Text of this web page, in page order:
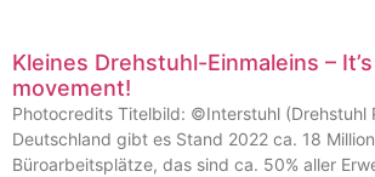
Kleines Drehstuhl-Einmaleins –
movement!
Photocredits Titelbild: ©Interstuhl (Drehstuhl
Deutschland gibt es Stand 2022 ca. 18
Büroarbeitsplätze, das sind ca. 50% aller